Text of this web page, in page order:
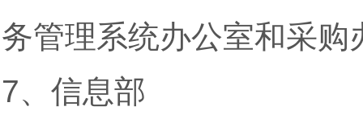
务管理系统办公室和采购
7、信息部